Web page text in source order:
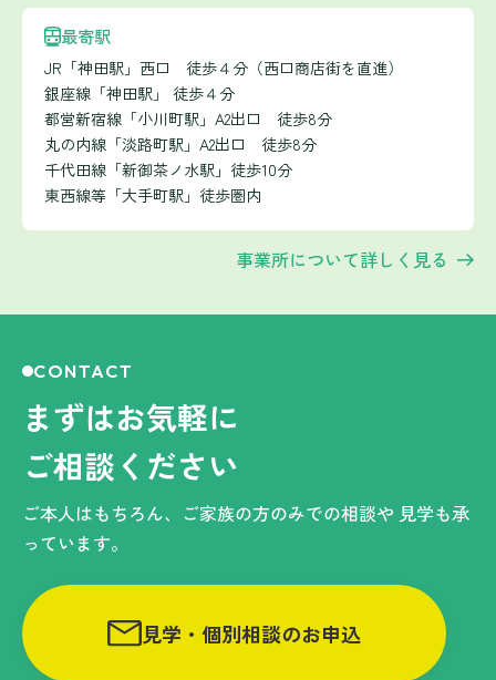
最寄駅
JR「神田駅」西口 徒歩４分（西口商店街を直進）
銀座線「神田駅」 徒歩４分
都営新宿線「小川町駅」A2出口 徒歩8分
丸の内線「淡路町駅」A2出口 徒歩8分
千代田線「新御茶ノ水駅」徒歩10分
東西線等「大手町駅」徒歩圏内
事業所について詳しく見る
CONTACT
まずはお気軽に
ご相談ください
ご本人はもちろん、ご家族の方のみでの相談や 見学も承
っています。
見学・個別相談のお申込